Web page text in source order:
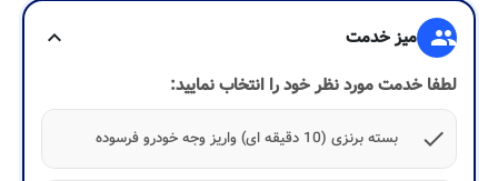
group میز خدمت
expand_more
لطفا خدمت مورد نظر خود را انتخاب نمایید:
check
بسته برنزی (10 دقیقه ای) واریز وجه خودرو فرسوده